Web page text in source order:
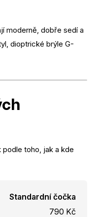
moderně, dobře sedí a
dioptrické brýle G-
toho, jak a kde
Standardní čočka
790 Kč